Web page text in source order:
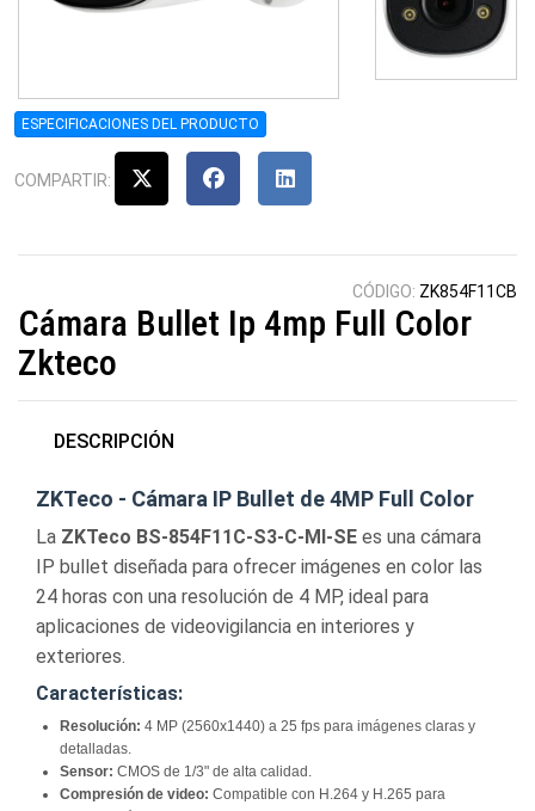
ESPECIFICACIONES DEL PRODUCTO
COMPARTIR:
CÓDIGO: ZK854F11CB
Cámara Bullet Ip 4mp Full Color
Zkteco
DESCRIPCIÓN
ZKTeco - Cámara IP Bullet de 4MP Full Color
La ZKTeco BS-854F11C-S3-C-MI-SE es una cámara
IP bullet diseñada para ofrecer imágenes en color las
24 horas con una resolución de 4 MP, ideal para
aplicaciones de videovigilancia en interiores y
exteriores.
Características:
Resolución: 4 MP (2560x1440) a 25 fps para imágenes claras y
detalladas.
Sensor: CMOS de 1/3" de alta calidad.
Compresión de video: Compatible con H.264 y H.265 para